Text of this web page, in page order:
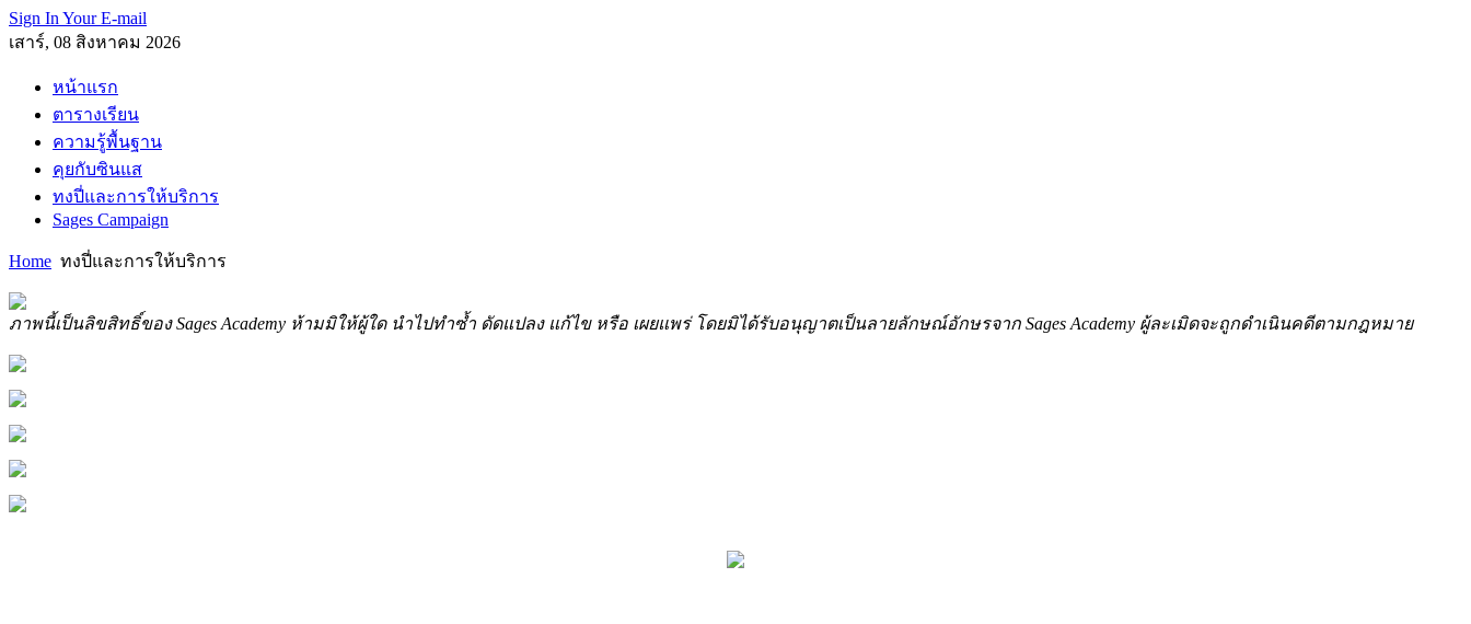
Sign In Your E-mail
เสาร์, 08 สิงหาคม 2026
หน้าแรก
ตารางเรียน
ความรู้พื้นฐาน
คุยกับซินแส
ทงปี่และการให้บริการ
Sages Campaign
Home ทงปี่และการให้บริการ
ภาพนี้เป็นลิขสิทธิ์ของ Sages Academy ห้ามมิให้ผู้ใด นำไปทำซ้ำ ดัดแปลง แก้ไข หรือ เผยแพร่ โดยมิได้รับอนุญาตเป็นลายลักษณ์อักษรจาก Sages Academy ผู้ละเมิดจะถูกดำเนินคดีตามกฎหมาย